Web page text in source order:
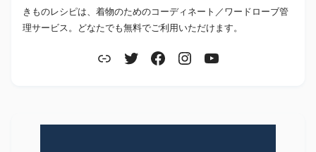
きものレシピは、着物のためのコーディネート／ワードローブ管
理サービス。どなたでも無料でご利用いただけます。